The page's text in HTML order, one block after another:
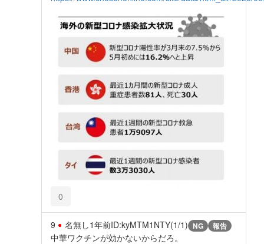
0
9 名無し1年前ID:kyMTM1NTY(1/1) NG 報告
中華ワクチンが効かないからだろ。